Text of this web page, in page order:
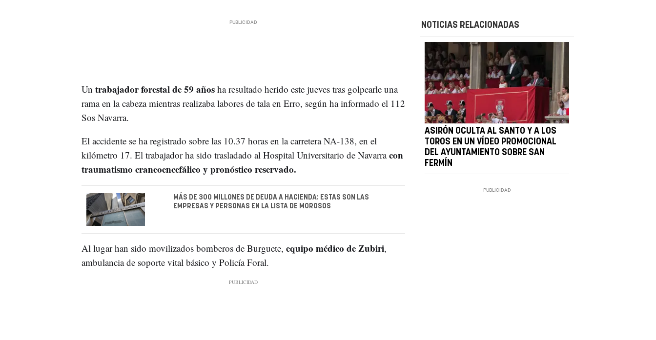
Un trabajador forestal de 59 añosha resultado herido este jueves tras golpearle una
rama en la cabeza mientras realizaba labores de tala en Erro, según ha informado el 112
Sos Navarra.
El accidente se ha registrado sobre las 10.37 horas en la carretera NA-138, en el
kilómetro 17. El trabajador ha sido trasladado al Hospital Universitario de Navarracon
traumatismo craneoencefálico y pronóstico reservado.
MÁS DE 300 MILLONES DE DEUDA A HACIENDA: ESTAS SON LAS
EMPRESAS Y PERSONAS EN LA LISTA DE MOROSOS
Al lugar han sido movilizados bomberos de Burguete, equipo médico de Zubiri,
ambulancia de soporte vital básico y Policía Foral.
NOTICIAS RELACIONADAS
ASIRÓN OCULTA AL SANTO Y A LOS
TOROS EN UN VÍDEO PROMOCIONAL
DEL AYUNTAMIENTO SOBRE SAN
FERMÍN